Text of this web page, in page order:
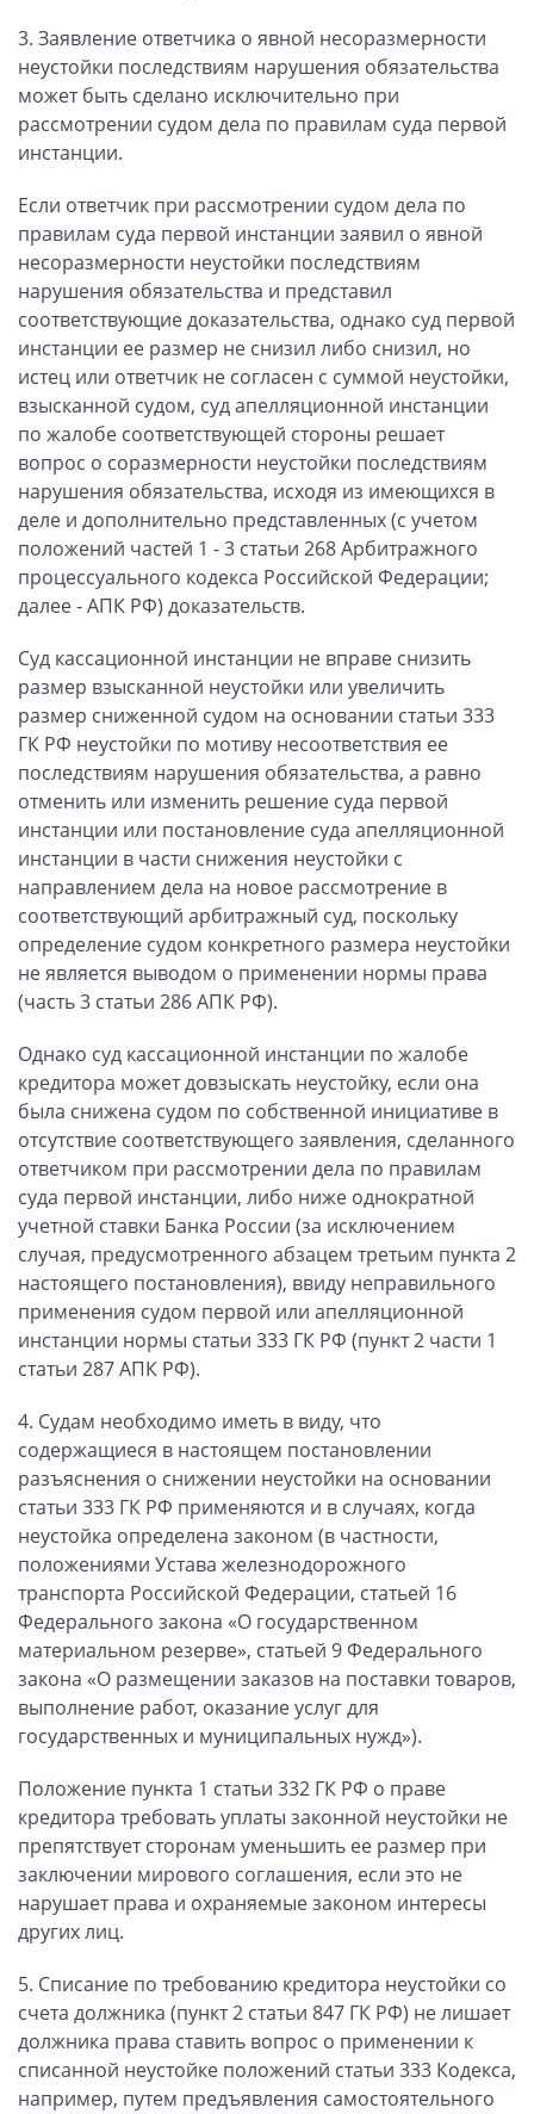
3. Заявление ответчика о явной несоразмерности
неустойки последствиям нарушения обязательства
может быть сделано исключительно при
рассмотрении судом дела по правилам суда первой
инстанции.
Если ответчик при рассмотрении судом дела по
правилам суда первой инстанции заявил о явной
несоразмерности неустойки последствиям
нарушения обязательства и представил
соответствующие доказательства, однако суд первой
инстанции ее размер не снизил либо снизил, но
истец или ответчик не согласен с суммой неустойки,
взысканной судом, суд апелляционной инстанции
по жалобе соответствующей стороны решает
вопрос о соразмерности неустойки последствиям
нарушения обязательства, исходя из имеющихся в
деле и дополнительно представленных (с учетом
положений частей 1 - 3 статьи 268 Арбитражного
процессуального кодекса Российской Федерации;
далее - АПК РФ) доказательств.
Суд кассационной инстанции не вправе снизить
размер взысканной неустойки или увеличить
размер сниженной судом на основании статьи 333
ГК РФ неустойки по мотиву несоответствия ее
последствиям нарушения обязательства, а равно
отменить или изменить решение суда первой
инстанции или постановление суда апелляционной
инстанции в части снижения неустойки с
направлением дела на новое рассмотрение в
соответствующий арбитражный суд, поскольку
определение судом конкретного размера неустойки
не является выводом о применении нормы права
(часть 3 статьи 286 АПК РФ).
Однако суд кассационной инстанции по жалобе
кредитора может довзыскать неустойку, если она
была снижена судом по собственной инициативе в
отсутствие соответствующего заявления, сделанного
ответчиком при рассмотрении дела по правилам
суда первой инстанции, либо ниже однократной
учетной ставки Банка России (за исключением
случая, предусмотренного абзацем третьим пункта 2
настоящего постановления), ввиду неправильного
применения судом первой или апелляционной
инстанции нормы статьи 333 ГК РФ (пункт 2 части 1
статьи 287 АПК РФ).
4. Судам необходимо иметь в виду, что
содержащиеся в настоящем постановлении
разъяснения о снижении неустойки на основании
статьи 333 ГК РФ применяются и в случаях, когда
неустойка определена законом (в частности,
положениями Устава железнодорожного
транспорта Российской Федерации, статьей 16
Федерального закона «О государственном
материальном резерве», статьей 9 Федерального
закона «О размещении заказов на поставки товаров,
выполнение работ, оказание услуг для
государственных и муниципальных нужд»).
Положение пункта 1 статьи 332 ГК РФ о праве
кредитора требовать уплаты законной неустойки не
препятствует сторонам уменьшить ее размер при
заключении мирового соглашения, если это не
нарушает права и охраняемые законом интересы
других лиц.
5. Списание по требованию кредитора неустойки со
счета должника (пункт 2 статьи 847 ГК РФ) не лишает
должника права ставить вопрос о применении к
списанной неустойке положений статьи 333 Кодекса,
например, путем предъявления самостоятельного